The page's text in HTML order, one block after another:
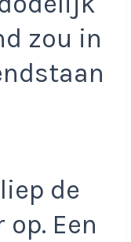
zou in
de
Een